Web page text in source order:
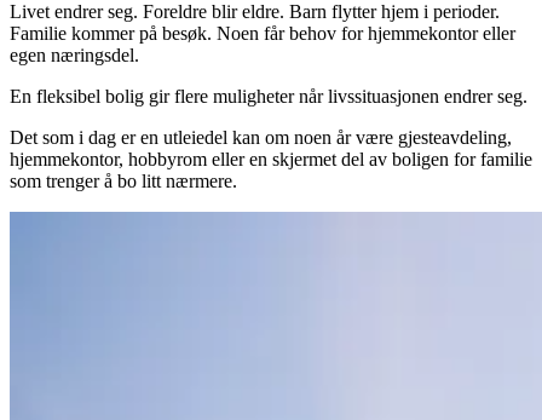
Livet endrer seg. Foreldre blir eldre. Barn flytter hjem i perioder.
Familie kommer på besøk. Noen får behov for hjemmekontor eller
egen næringsdel.
En fleksibel bolig gir flere muligheter når livssituasjonen endrer seg.
Det som i dag er en utleiedel kan om noen år være gjesteavdeling,
hjemmekontor, hobbyrom eller en skjermet del av boligen for familie
som trenger å bo litt nærmere.